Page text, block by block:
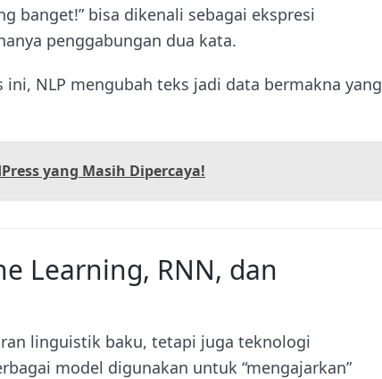
banget!” bisa dikenali sebagai ekspresi
penggabungan dua kata.
NLP mengubah teks jadi data bermakna yang
yang Masih Dipercaya!
Learning, RNN, dan
linguistik baku, tetapi juga teknologi
model digunakan untuk “mengajarkan”